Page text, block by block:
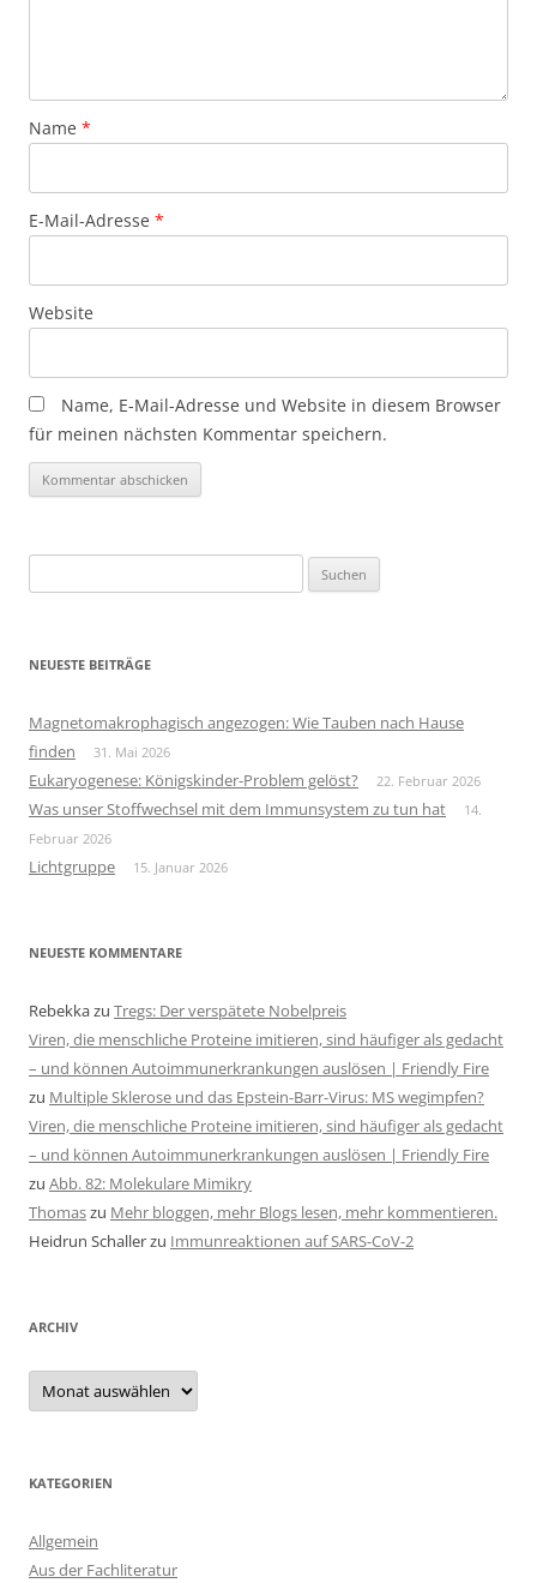
Name *
E-Mail-Adresse *
Website
Name, E-Mail-Adresse und Website in diesem Browser
für meinen nächsten Kommentar speichern.
nach:
NEUESTE BEITRÄGE
Magnetomakrophagisch angezogen: Wie Tauben nach Hause
finden
31. Mai 2026
Eukaryogenese: Königskinder-Problem gelöst? 22. Februar 2026
Was unser Stoffwechsel mit dem Immunsystem zu tun hat
14.
Februar 2026
Lichtgruppe 15. Januar 2026
NEUESTE KOMMENTARE
Rebekkazu Tregs: Der verspätete Nobelpreis
Viren, die menschliche Proteine imitieren, sind häufiger als gedacht
– und können Autoimmunerkrankungen auslösen | Friendly Fire
zu Multiple Sklerose und das Epstein-Barr-Virus: MS wegimpfen?
Viren, die menschliche Proteine imitieren, sind häufiger als gedacht
– und können Autoimmunerkrankungen auslösen | Friendly Fire
zu Abb. 82: Molekulare Mimikry
Thomaszu Mehr bloggen, mehr Blogs lesen, mehr kommentieren.
Heidrun Schallerzu Immunreaktionen auf SARS-CoV-2
ARCHIV
Archiv
KATEGORIEN
Allgemein
Aus der Fachliteratur